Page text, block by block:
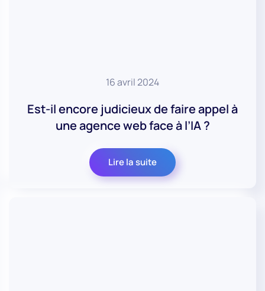
16 avril 2024
Est-il encore judicieux de faire appel à
une agence web face à l’IA ?
Lire la suite